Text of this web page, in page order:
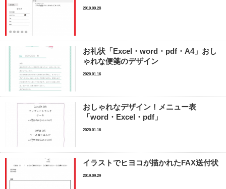
2019.09.28
お礼状「Excel・word・pdf・A4」おし
ゃれな便箋のデザイン
2020.01.16
おしゃれなデザイン！メニュー表
「word・Excel・pdf」
2020.01.16
イラストでヒヨコが描かれたFAX送付状
2019.09.29